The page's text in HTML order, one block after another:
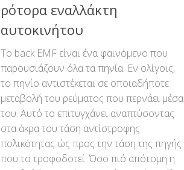
ρότορα εναλλάκτη
αυτοκινήτου
Το back EMF είναι ένα φαινόμενο που
παρουσιάζουν όλα τα πηνία. Εν ολίγοις,
το πηνίο αντιστέκεται σε οποιαδήποτε
μεταβολή του ρεύματος που περνάει μέσα
του. Αυτό το επιτυγχάνει αναπτύσοντας
στα άκρα του τάση αντίστροφης
πολικότητας ώς προς την τάση της πηγής
που το τροφοδοτεί. Όσο πιό απότομη η